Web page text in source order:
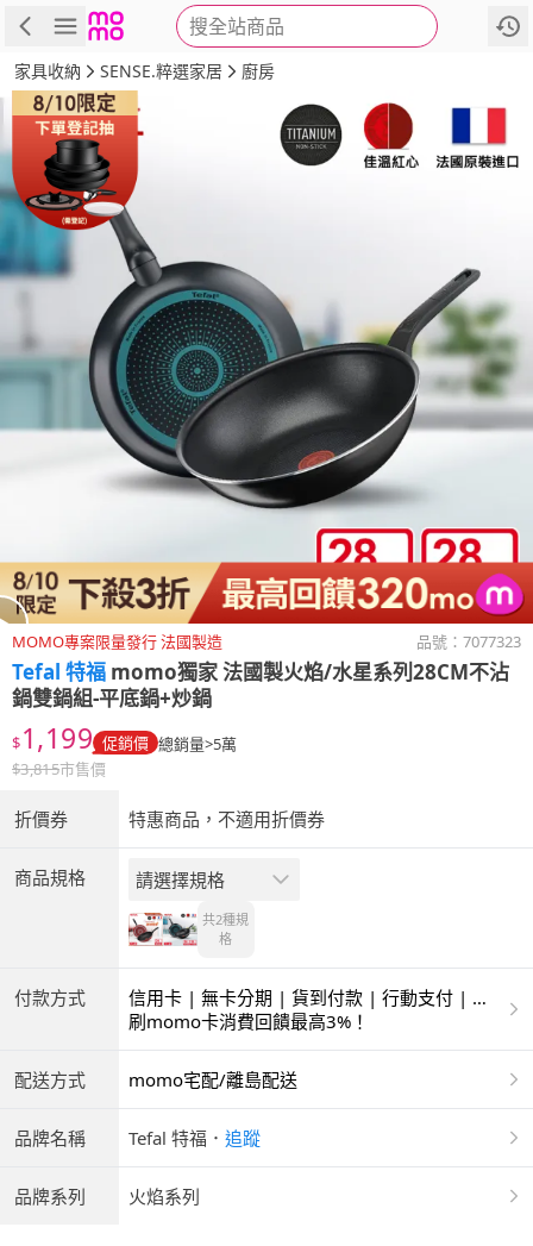
搜全站商品
商品 評價 詳情
家具收納 SENSE.粹選家居 廚房
MOMO專案限量發行 法國製造 品號： 7077323
Tefal 特福 momo獨家 法國製火焰/水星系列28CM不沾
鍋雙鍋組-平底鍋+炒鍋
$1,199 促銷價 總銷量>5萬
$3,815市售價
折價券 特惠商品，不適用折價券
商品規格 請選擇規格
共2種規
格
付款方式
信用卡 | 無卡分期 | 貨到付款 | 行動支付 | 超
商付款 | ATM | 銀聯卡
刷momo卡消費回饋最高3%！
配送方式 momo宅配/離島配送
品牌名稱 Tefal 特福 ． 追蹤
品牌系列 火焰系列